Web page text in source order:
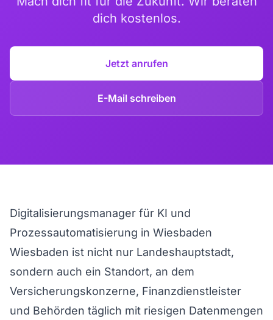
dich kostenlos.
Jetzt anrufen
E-Mail schreiben
Digitalisierungsmanager für KI und
Prozessautomatisierung in Wiesbaden
Wiesbaden ist nicht nur Landeshauptstadt,
sondern auch ein Standort, an dem
Versicherungskonzerne, Finanzdienstleister
und Behörden täglich mit riesigen Datenmengen